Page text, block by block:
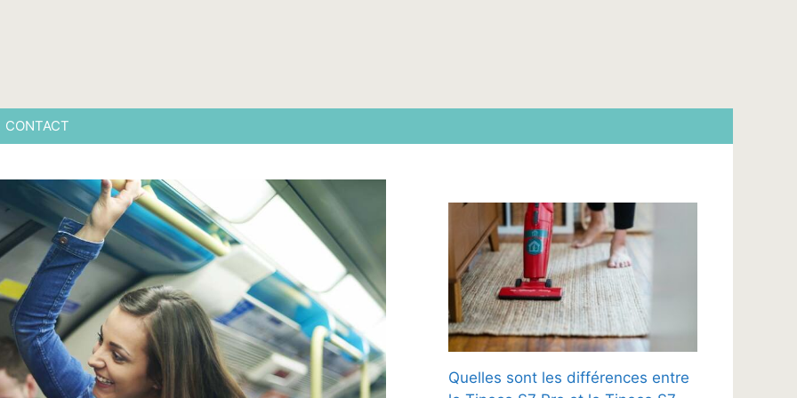
CONTACT
Quelles sont les différences entre